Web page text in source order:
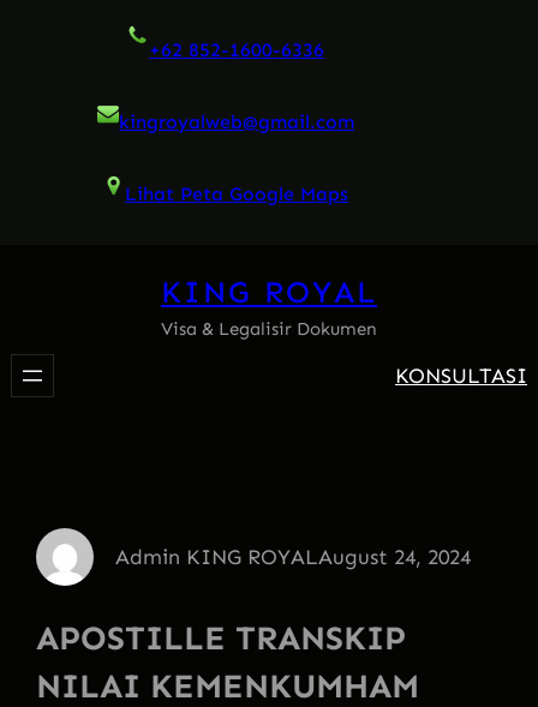
+62 852-1600-6336
kingroyalweb@gmail.com
Lihat Peta Google Maps
KING ROYAL
Visa & Legalisir Dokumen
KONSULTASI
Admin KING ROYALAugust 24, 2024
APOSTILLE TRANSKIP
NILAI KEMENKUMHAM